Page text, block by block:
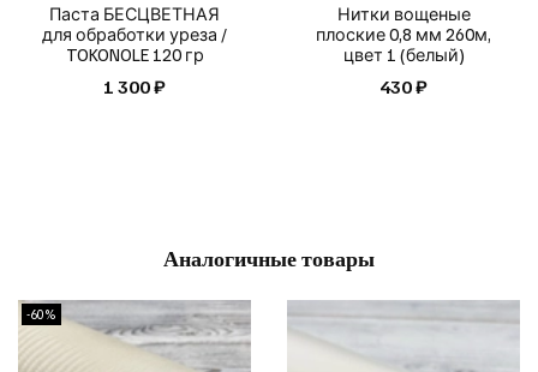
Паста БЕСЦВЕТНАЯ
для обработки уреза /
TOKONOLE 120 гр
1 300 ₽
Нитки вощеные
плоские 0,8 мм 260м,
цвет 1 (белый)
430 ₽
Аналогичные товары
-60%